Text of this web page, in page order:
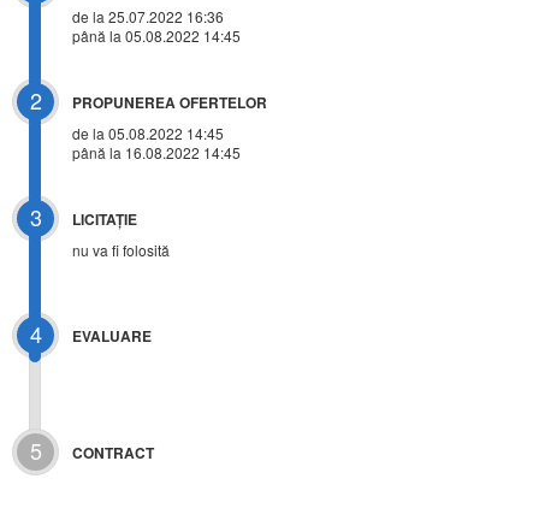
de la 25.07.2022 16:36
până la 05.08.2022 14:45
2 PROPUNEREA OFERTELOR
de la 05.08.2022 14:45
până la 16.08.2022 14:45
3 LICITAŢIE
nu va fi folosită
4 EVALUARE
5 CONTRACT